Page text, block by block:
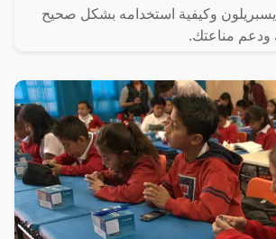
وكيفية استخدامه بشكل صحيح
مناعتك.